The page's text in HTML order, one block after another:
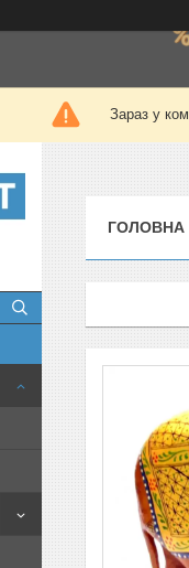
Зараз у
ГОЛОВНА